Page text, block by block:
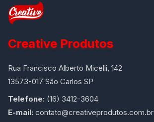
Creative Produtos
Rua Francisco Alberto Micelli, 142
13573-017 São Carlos SP
Telefone: (16) 3412-3604
E-mail: contato@creativeprodutos.com.br